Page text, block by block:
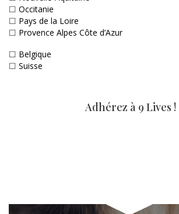
☐ Occitanie
☐ Pays de la Loire
☐ Provence Alpes Côte d’Azur
☐ Belgique
☐ Suisse
Adhérez à 9 Lives !